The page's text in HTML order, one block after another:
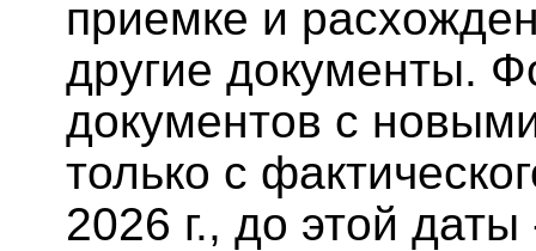
приемке и
другие документы.
документов с
только с
2026 г., до этой